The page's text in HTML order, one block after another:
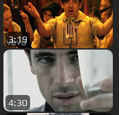
3:19
4:30